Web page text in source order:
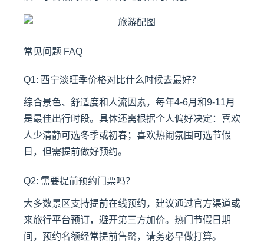
常见问题 FAQ
Q1: 西宁淡旺季价格对比什么时候去最好？
综合景色、舒适度和人流因素，每年4-6月和9-11月
是最佳出行时段。具体还需根据个人偏好决定：喜欢
人少清静可选冬季或初春；喜欢热闹氛围可选节假
日，但需提前做好预约。
Q2: 需要提前预约门票吗？
大多数景区支持提前在线预约，建议通过官方渠道或
来旅行平台预订，避开第三方加价。热门节假日期
间，预约名额经常提前售罄，请务必早做打算。